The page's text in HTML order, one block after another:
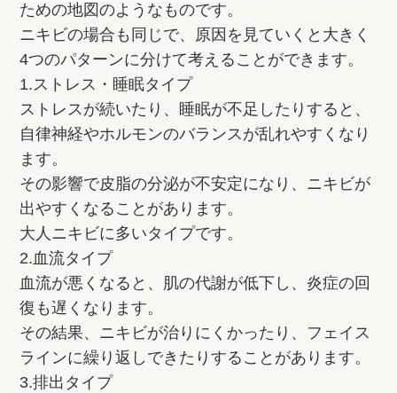
ための地図のようなものです。
ニキビの場合も同じで、原因を見ていくと大きく
4つのパターンに分けて考えることができます。
1.ストレス・睡眠タイプ
ストレスが続いたり、睡眠が不足したりすると、
自律神経やホルモンのバランスが乱れやすくなり
ます。
その影響で皮脂の分泌が不安定になり、ニキビが
出やすくなることがあります。
大人ニキビに多いタイプです。
2.血流タイプ
血流が悪くなると、肌の代謝が低下し、炎症の回
復も遅くなります。
その結果、ニキビが治りにくかったり、フェイス
ラインに繰り返しできたりすることがあります。
3.排出タイプ